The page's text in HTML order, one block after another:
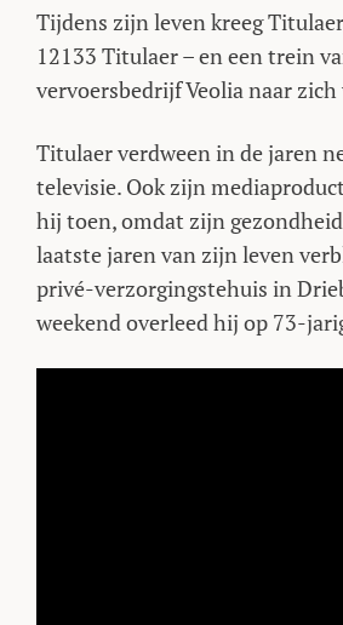
Tijdens zijn leven kreeg
12133 Titulaer – en een trein
vervoersbedrijf Veolia naar
Titulaer verdween in de jaren
televisie. Ook zijn
hij toen, omdat zijn
laatste jaren van zijn leven
privé-verzorgingstehuis in
weekend overleed hij op 73-